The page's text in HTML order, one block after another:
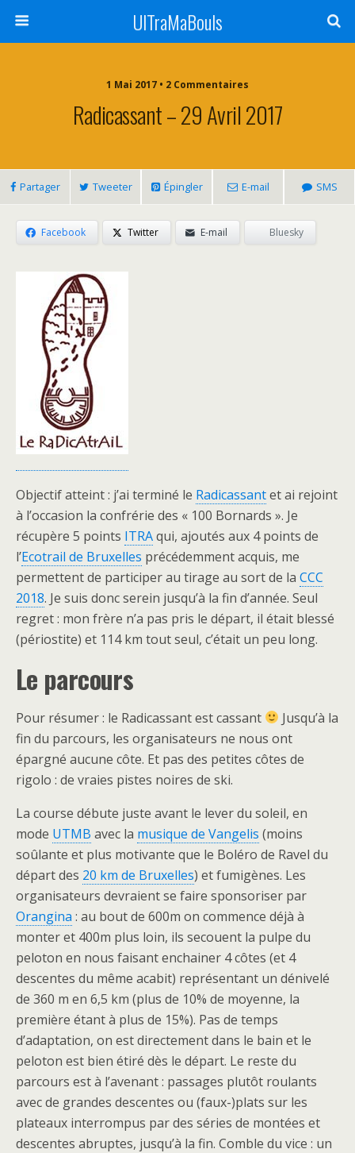
UlTraMaBouls
1 Mai 2017 • 2 Commentaires
Radicassant – 29 Avril 2017
Partager Tweeter Épingler E-mail SMS
Facebook Twitter E-mail Bluesky
Objectif atteint : j’ai terminé le Radicassantet ai rejoint
à l’occasion la confrérie des « 100 Bornards ». Je
récupère 5 points ITRAqui, ajoutés aux 4 points de
l’Ecotrail de Bruxelles précédemment acquis, me
permettent de participer au tirage au sort de la CCC
2018. Je suis donc serein jusqu’à la fin d’année. Seul
regret : mon frère n’a pas pris le départ, il était blessé
(périostite) et 114 km tout seul, c’était un peu long.
Le parcours
Pour résumer : le Radicassant est cassant
Jusqu’à la
fin du parcours, les organisateurs ne nous ont
épargné aucune côte. Et pas des petites côtes de
rigolo : de vraies pistes noires de ski.
La course débute juste avant le lever du soleil, en
mode UTMB avec la musique de Vangelis (moins
soûlante et plus motivante que le Boléro de Ravel du
départ des 20 km de Bruxelles) et fumigènes. Les
organisateurs devraient se faire sponsoriser par
Orangina : au bout de 600m on commence déjà à
monter et 400m plus loin, ils secouent la pulpe du
peloton en nous faisant enchainer 4 côtes (et 4
descentes du même acabit) représentant un dénivelé
de 360 m en 6,5 km (plus de 10% de moyenne, la
première étant à plus de 15%). Pas de temps
d’adaptation, on est directement dans le bain et le
peloton est bien étiré dès le départ. Le reste du
parcours est à l’avenant : passages plutôt roulants
avec de grandes descentes ou (faux-)plats sur les
plateaux interrompus par des séries de montées et
descentes abruptes, jusqu’à la fin. Comble du vice : un